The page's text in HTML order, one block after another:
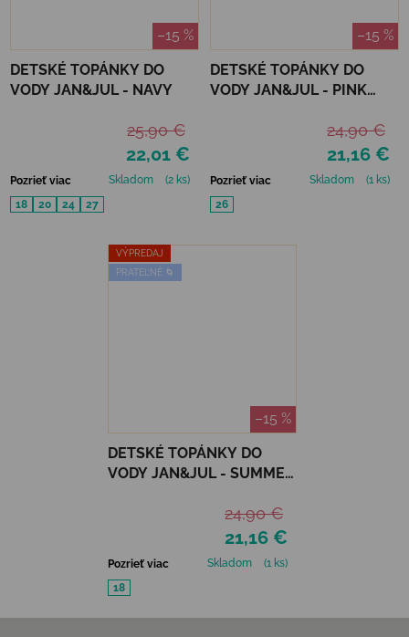
–15 %
DETSKÉ TOPÁNKY DO
VODY JAN&JUL - NAVY
22,01 €
25,90 €
Pozrieť viac Skladom
(2 ks)
18
20 24 27
–15 %
DETSKÉ TOPÁNKY DO
VODY JAN&JUL - PINK
21,16 €
24,90 €
Pozrieť viac Skladom
(1 ks)
26
VÝPREDAJ
PRATEĽNÉ 🌀
–15 %
DETSKÉ TOPÁNKY DO
VODY JAN&JUL - SUMMER
21,16 €
24,90 €
Pozrieť viac Skladom
(1 ks)
18